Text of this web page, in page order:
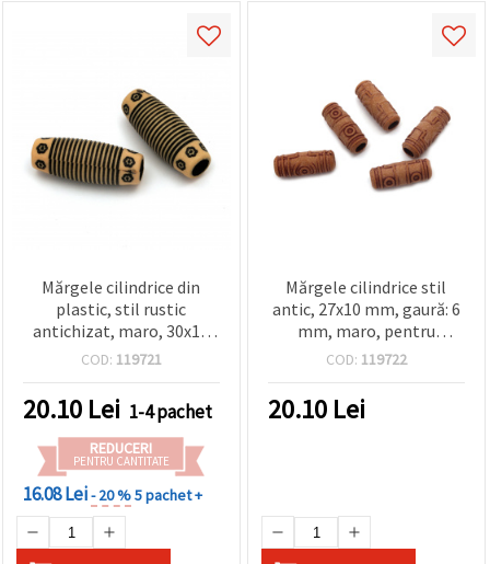
Mărgele cilindrice din
plastic, stil rustic
antichizat, maro, 30x11
mm, gaură 6 mm, 50 g
focale decorative vintage
pentru bijuterii unicat și
proiecte craft
COD: 119721
20.10 Lei 1-4 pachet
REDUCERI
PENTRU CANTITATE
16.08 Lei- 20 %5 pachet +
Mărgele cilindrice stil
antic, 27x10 mm, gaură: 6
mm, maro, pentru
proiecte DIY și bijuterii
buc.)
COD: 119722
20.10 Lei